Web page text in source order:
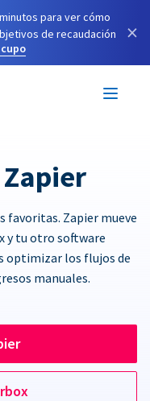
para ver cómo
de recaudación
×
favoritas. Zapier mueve
y tu otro software
optimizar los flujos de
manuales.